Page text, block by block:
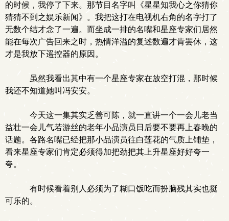
的时候，我停了下来。那节目名字叫《星星知我心之你猜你
猜猜不到之娱乐新闻》。我把这打在电视机右角的名字打了
无数个结才念了一遍。而坐成一排的名嘴和星座专家们居然
能在每次广告回来之时，热情洋溢的复述数遍才肯罢休，这
才是我放下遥控器的原因。
虽然我看出其中有一个星座专家在放空打混，那时候
我还不知道她叫冯安安。
今天这一集其实乏善可陈，就一直讲一个一会儿老当
益壮一会儿气若游丝的老年小品演员日后要不要再上春晚的
话题。各路名嘴已经把那小品演员往白莲花的气质上铺垫，
看来星座专家们肯定必须得加把劲把其上升星座好好夸一
夸。
有时候看着别人必须为了糊口饭吃而扮脑残其实也挺
可乐的。